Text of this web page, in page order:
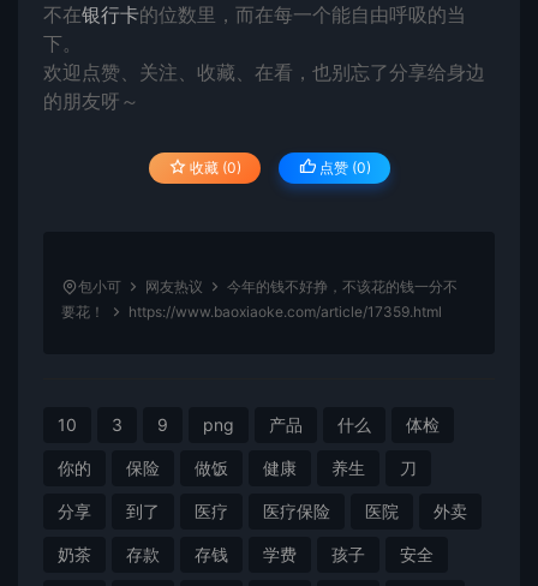
不在银行卡的位数里，而在每一个能自由呼吸的当
下。
欢迎点赞、关注、收藏、在看，也别忘了分享给身边
的朋友呀～
收藏 (0) 点赞 (0)
包小可 网友热议
今年的钱不好挣，不该花的钱一分不
要花！
https://www.baoxiaoke.com/article/17359.html
10 3 9 png 产品 什么 体检
你的 保险 做饭 健康 养生 刀
分享 到了 医疗 医疗保险 医院 外卖
奶茶 存款 存钱 学费 孩子 安全